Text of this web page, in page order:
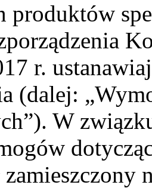
produktów
r.
(dalej:
W
zamieszczony